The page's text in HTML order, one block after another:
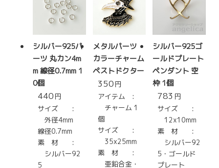
シルバー925パ
ーツ 丸カン4m
m 線径0.7mm 1
0個
440 円
サイズ :
外径4mm
線径0.7mm
素 材 :
シルバー92
5
メタルパーツ
カラーチャーム
ペストドクター
350 円
アイテム :
チャーム 1
個
サイズ :
35x25mm
素 材 :
亜鉛合金・
シルバー925ゴ
ールドプレート
ペンダント 空
枠 1個
783 円
サイズ :
12x10mm
素 材 :
シルバー92
5・ゴールド
プレート